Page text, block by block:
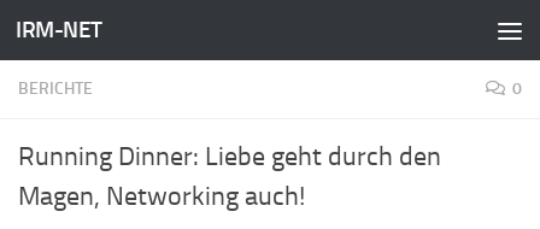
Zum Inhalt springen
IRM-NET
BERICHTE 0
Running Dinner: Liebe geht durch den
Magen, Networking auch!